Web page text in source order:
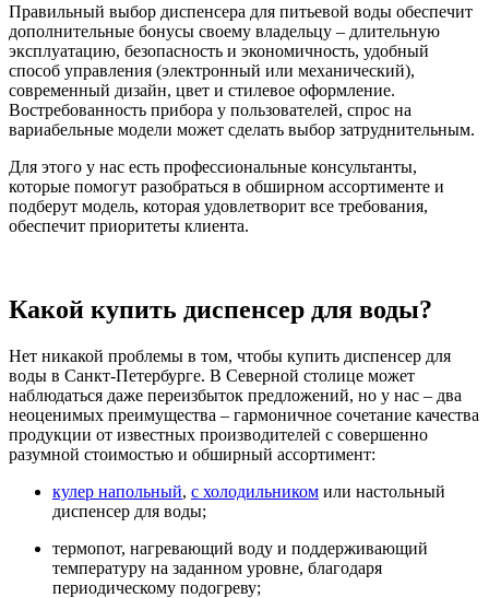
Правильный выбор диспенсера для питьевой воды обеспечит
дополнительные бонусы своему владельцу – длительную
эксплуатацию, безопасность и экономичность, удобный
способ управления (электронный или механический),
современный дизайн, цвет и стилевое оформление.
Востребованность прибора у пользователей, спрос на
вариабельные модели может сделать выбор затруднительным.
Для этого у нас есть профессиональные консультанты,
которые помогут разобраться в обширном ассортименте и
подберут модель, которая удовлетворит все требования,
обеспечит приоритеты клиента.
Какой купить диспенсер для воды?
Нет никакой проблемы в том, чтобы купить диспенсер для
воды в Санкт-Петербурге. В Северной столице может
наблюдаться даже переизбыток предложений, но у нас – два
неоценимых преимущества – гармоничное сочетание качества
продукции от известных производителей с совершенно
разумной стоимостью и обширный ассортимент:
кулер напольный, с холодильником или настольный
диспенсер для воды;
термопот, нагревающий воду и поддерживающий
температуру на заданном уровне, благодаря
периодическому подогреву;